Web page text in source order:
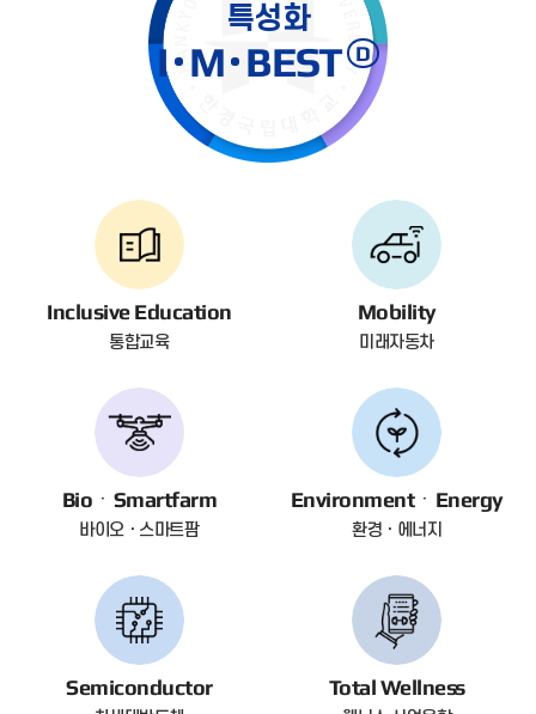
특성화
I M BEST D
Inclusive Education
통합교육
Mobility
미래자동차
BioㆍSmartfarm
바이오ㆍ스마트팜
EnvironmentㆍEnergy
환경ㆍ에너지
Semiconductor Total Wellness